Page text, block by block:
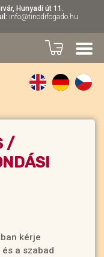
Hunyadi út 11.
info@tinodifogado.hu
/
kérje
a szabad